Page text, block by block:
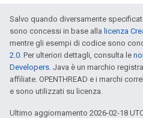
Salvo quando diversamente
sono concessi in base alla licenza
mentre gli esempi di codice sono
2.0. Per ulteriori dettagli, consulta le
Developers. Java è un marchio
affiliate. OPENTHREAD e i marchi
e sono utilizzati su licenza.
Ultimo aggiornamento 2026-02-18